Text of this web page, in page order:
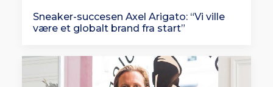
Sneaker-succesen Axel Arigato: “Vi ville
være et globalt brand fra start”